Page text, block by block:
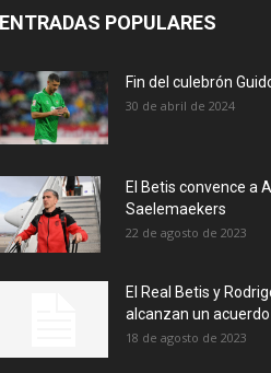
ENTRADAS POPULARES
Fin del culebrón
30 de abril de 2024
El Betis convence a
Saelemaekers
22 de agosto de 2023
El Real Betis y
alcanzan un acuerdo
18 de agosto de 2023